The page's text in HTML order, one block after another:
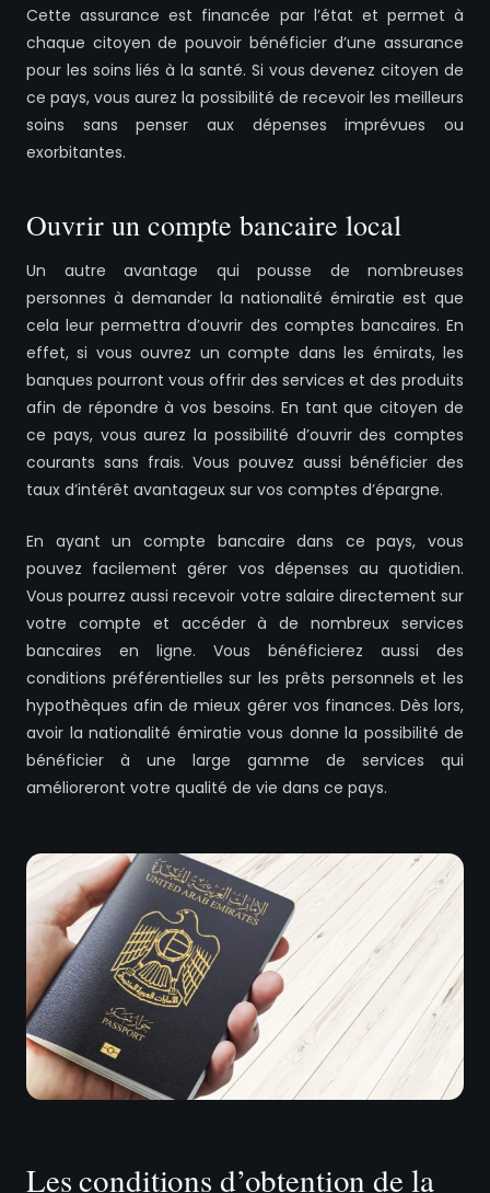
Cette assurance est financée par l’état et permet à
chaque citoyen de pouvoir bénéficier d’une assurance
pour les soins liés à la santé. Si vous devenez citoyen de
ce pays, vous aurez la possibilité de recevoir les meilleurs
soins sans penser aux dépenses imprévues ou
exorbitantes.
Ouvrir un compte bancaire local
Un autre avantage qui pousse de nombreuses
personnes à demander la nationalité émiratie est que
cela leur permettra d’ouvrir des comptes bancaires. En
effet, si vous ouvrez un compte dans les émirats, les
banques pourront vous offrir des services et des produits
afin de répondre à vos besoins. En tant que citoyen de
ce pays, vous aurez la possibilité d’ouvrir des comptes
courants sans frais. Vous pouvez aussi bénéficier des
taux d’intérêt avantageux sur vos comptes d’épargne.
En ayant un compte bancaire dans ce pays, vous
pouvez facilement gérer vos dépenses au quotidien.
Vous pourrez aussi recevoir votre salaire directement sur
votre compte et accéder à de nombreux services
bancaires en ligne. Vous bénéficierez aussi des
conditions préférentielles sur les prêts personnels et les
hypothèques afin de mieux gérer vos finances. Dès lors,
avoir la nationalité émiratie vous donne la possibilité de
bénéficier à une large gamme de services qui
amélioreront votre qualité de vie dans ce pays.
Les conditions d’obtention de la